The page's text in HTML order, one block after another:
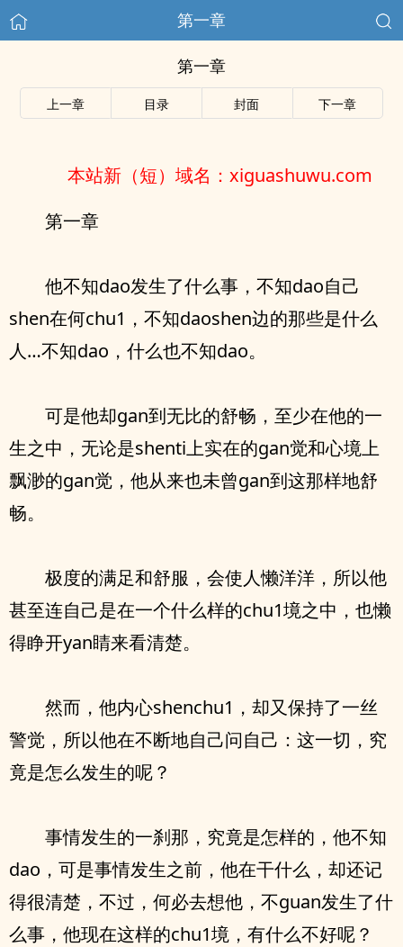
第一章
第一章
上一章 目录 封面 下一章
本站新（短）域名：xiguashuwu.com
第一章
他不知dao发生了什么事，不知dao自己
shen在何chu1，不知daoshen边的那些是什么
人…不知dao，什么也不知dao。
可是他却gan到无比的舒畅，至少在他的一
生之中，无论是shenti上实在的gan觉和心境上
飘渺的gan觉，他从来也未曾gan到这那样地舒
畅。
极度的满足和舒服，会使人懒洋洋，所以他
甚至连自己是在一个什么样的chu1境之中，也懒
得睁开yan睛来看清楚。
然而，他内心shenchu1，却又保持了一丝
警觉，所以他在不断地自己问自己：这一切，究
竟是怎么发生的呢？
事情发生的一刹那，究竟是怎样的，他不知
dao，可是事情发生之前，他在干什么，却还记
得很清楚，不过，何必去想他，不guan发生了什
么事，他现在这样的chu1境，有什么不好呢？